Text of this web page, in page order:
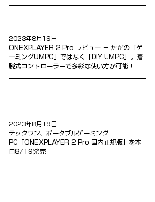
2023年8月19日
ONEXPLAYER 2 Pro レビュー － ただの「ゲ
ーミングUMPC」ではなく「DIY UMPC」。着
脱式コントローラーで多彩な使い方が可能！
2023年8月19日
テックワン、ポータブルゲーミング
PC「ONEXPLAYER 2 Pro 国内正規版」を本
日8/19発売